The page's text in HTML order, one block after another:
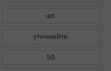
шт.
уточнюйте
50